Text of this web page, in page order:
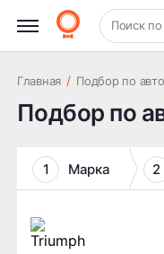
+7 (831) 261-35-35
Поиск по
Главная / Подбор по
Подбор по
1 Марка 2